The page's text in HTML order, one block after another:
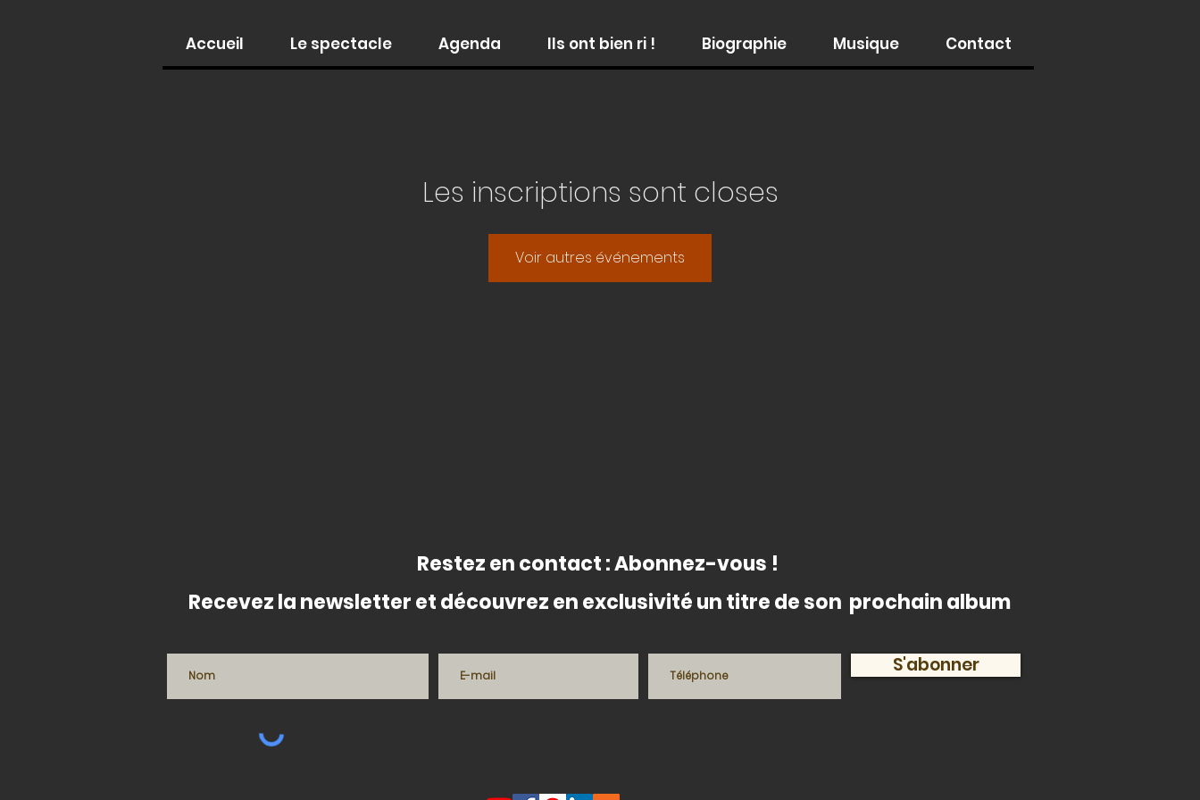
Accueil Le spectacle Agenda Ils ont bien ri ! Biographie Musique Contact
Les inscriptions sont closes
Voir autres événements
Restez en contact : Abonnez-vous !
Recevez la newsletter et découvrez en exclusivité un titre de son prochain album
S'abonner